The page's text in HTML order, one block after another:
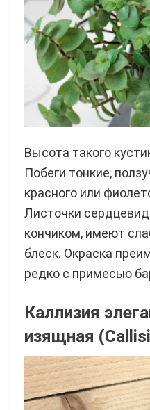
Высота такого
Побеги тонкие,
красного или
Листочки
кончиком, имеют
блеск. Окраска
редко с примесью
Каллизия
изящная